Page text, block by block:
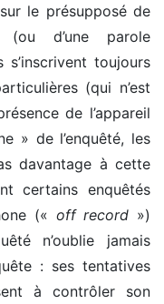
le présupposé de
d’une parole
s’inscrivent toujours
(qui n’est
de l’appareil
» de l’enquêté, les
davantage à cette
certains enquêtés
(« off record »)
n’oublie jamais
: ses tentatives
à contrôler son